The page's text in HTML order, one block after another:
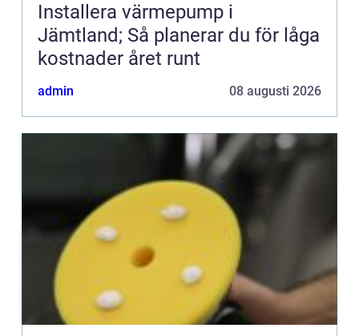
Installera värmepump i
Jämtland; Så planerar du för låga
kostnader året runt
admin 08 augusti 2026